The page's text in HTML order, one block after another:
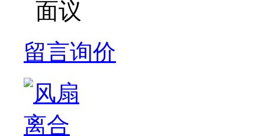
面议
留言询价